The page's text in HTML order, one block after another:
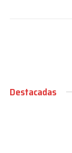
Destacadas